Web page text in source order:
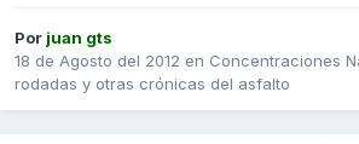
Por juan gts
18 de Agosto del 2012 en Concentraciones
rodadas y otras crónicas del asfalto